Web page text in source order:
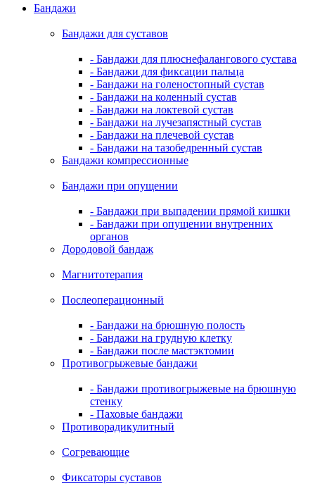
Бандажи
Бандажи для суставов
- Бандажи для плюснефалангового сустава
- Бандажи для фиксации пальца
- Бандажи на голеностопный сустав
- Бандажи на коленный сустав
- Бандажи на локтевой сустав
- Бандажи на лучезапястный сустав
- Бандажи на плечевой сустав
- Бандажи на тазобедренный сустав
Бандажи компрессионные
Бандажи при опущении
- Бандажи при выпадении прямой кишки
- Бандажи при опущении внутренних
органов
Дородовой бандаж
Магнитотерапия
Послеоперационный
- Бандажи на брюшную полость
- Бандажи на грудную клетку
- Бандажи после мастэктомии
Противогрыжевые бандажи
- Бандажи противогрыжевые на брюшную
стенку
- Паховые бандажи
Противорадикулитный
Согревающие
Фиксаторы суставов